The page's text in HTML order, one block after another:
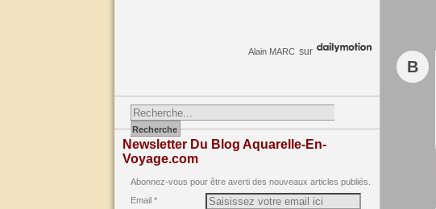
Alain MARC sur
Newsletter Du Blog Aquarelle-En-
Voyage.com
Abonnez-vous pour être averti des nouveaux articles publiés.
Email
B